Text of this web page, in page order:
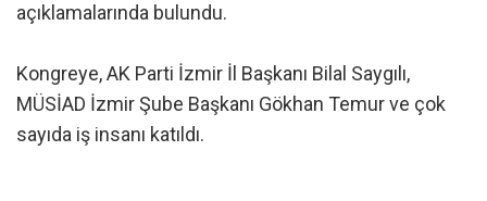
açıklamalarında bulundu.
Kongreye, AK Parti İzmir İl Başkanı Bilal Saygılı,
MÜSİAD İzmir Şube Başkanı Gökhan Temur ve çok
sayıda iş insanı katıldı.